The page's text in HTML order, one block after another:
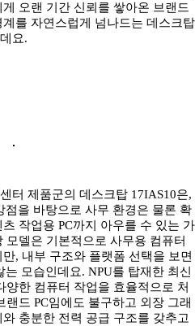
오랜 기간 신뢰를 쌓아온 브랜드
를 자연스럽게 넘나드는 데스크탑
요.
터 제품군의 데스크탑 17IAS10은,
점을 바탕으로 사무 환경은 물론 확
작업용 PC까지 아우를 수 있는 가
델은 기본적으로 사무용 컴퓨터
, 내부 구조와 플랫폼 선택을 보면
모습인데요. NPU를 탑재한 최신
양한 컴퓨터 작업을 효율적으로 처
드 PC임에도 불구하고 외장 그래
충분한 전력 공급 구조를 갖추고